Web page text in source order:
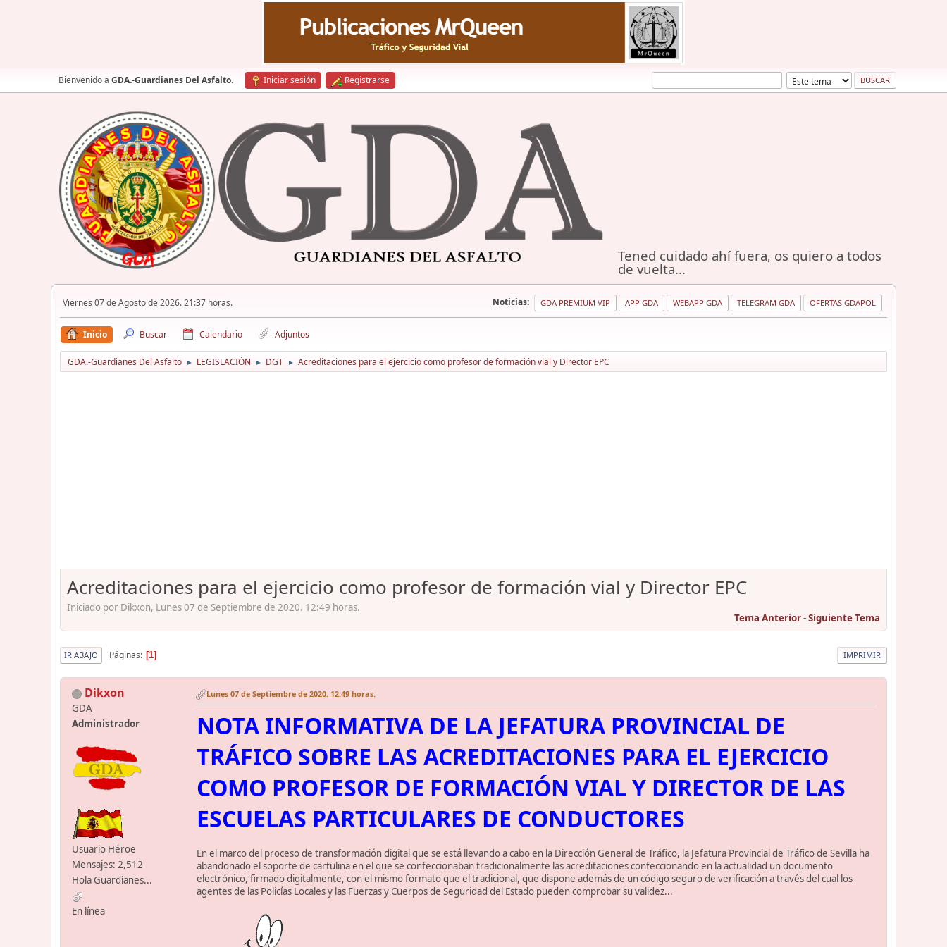
Bienvenido a GDA.-Guardianes Del Asfalto. Iniciar sesión Registrarse
Tened cuidado ahí fuera, os quiero a todos
de vuelta...
Viernes 07 de Agosto de 2026. 21:37 horas. Noticias: GDA PREMIUM VIP APP GDA WEBAPP GDA TELEGRAM GDA OFERTAS GDAPOL
Inicio Buscar Calendario Adjuntos
GDA.-Guardianes Del Asfalto ► LEGISLACIÓN ► DGT ► Acreditaciones para el ejercicio como profesor de formación vial y Director EPC
Acreditaciones para el ejercicio como profesor de formación vial y Director EPC
Iniciado por Dikxon, Lunes 07 de Septiembre de 2020. 12:49 horas.
Tema Anterior-Siguiente Tema
IMPRIMIR
IR ABAJO Páginas 1
Dikxon
GDA
Administrador
Usuario Héroe
Mensajes: 2,512
Hola Guardianes...
En línea
Lunes 07 de Septiembre de 2020. 12:49 horas.
NOTA INFORMATIVA DE LA JEFATURA PROVINCIAL DE
TRÁFICO SOBRE LAS ACREDITACIONES PARA EL EJERCICIO
COMO PROFESOR DE FORMACIÓN VIAL Y DIRECTOR DE LAS
ESCUELAS PARTICULARES DE CONDUCTORES
En el marco del proceso de transformación digital que se está llevando a cabo en la Dirección General de Tráfico, la Jefatura Provincial de Tráfico de Sevilla ha
abandonado el soporte de cartulina en el que se confeccionaban tradicionalmente las acreditaciones confeccionando en la actualidad un documento
electrónico, firmado digitalmente, con el mismo formato que el tradicional, que dispone además de un código seguro de verificación a través del cual los
agentes de las Policías Locales y las Fuerzas y Cuerpos de Seguridad del Estado pueden comprobar su validez...